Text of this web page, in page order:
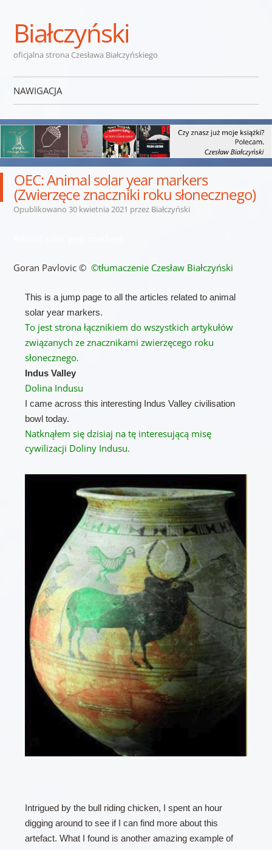
Białczyński
oficjalna strona Czesława Białczyńskiego
NAWIGACJA
OEC: Animal solar year markers
(Zwierzęce znaczniki roku słonecznego)
Opublikowano 30 kwietnia 2021 przez Białczyński
Goran Pavlovic © ©tłumaczenie Czesław Białczyński
This is a jump page to all the articles related to animal
solar year markers.
To jest strona łącznikiem do wszystkich artykułów
związanych ze znacznikami zwierzęcego roku
słonecznego.
Indus Valley
Dolina Indusu
I came across this interesting Indus Valley civilisation
bowl today.
Natknąłem się dzisiaj na tę interesującą misę
cywilizacji Doliny Indusu.
Intrigued by the bull riding chicken, I spent an hour
digging around to see if I can find more about this
artefact. What I found is another amazing example of